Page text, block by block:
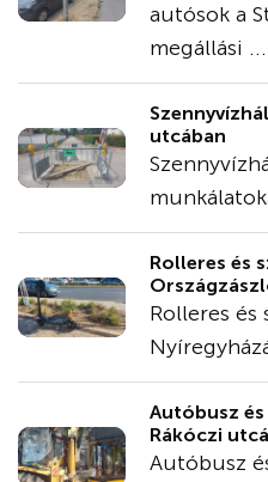
autósok a
megállási ...
utcában
Rolleres és
Rolleres
Autóbusz
Rákóczi
Autóbusz